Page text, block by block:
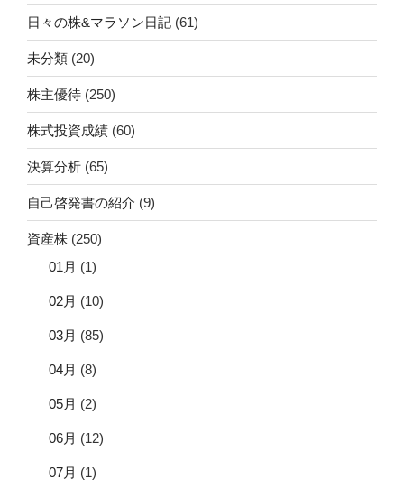
日々の株&マラソン日記 (61)
未分類 (20)
株主優待 (250)
株式投資成績 (60)
決算分析 (65)
自己啓発書の紹介 (9)
資産株 (250)
01月 (1)
02月 (10)
03月 (85)
04月 (8)
05月 (2)
06月 (12)
07月 (1)